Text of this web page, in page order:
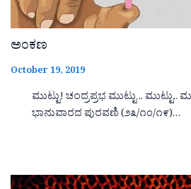
ಅಂಕಣ
October 19, 2019
ಮುಟ್ಟು! ಚಂದ್ರಪ್ರಭ ಮುಟ್ಟು .. ಮುಟ್ಟು..
ಭಾನುವಾರದ ಪುರವಣಿ (೨೩/೧೦/೧೯)…